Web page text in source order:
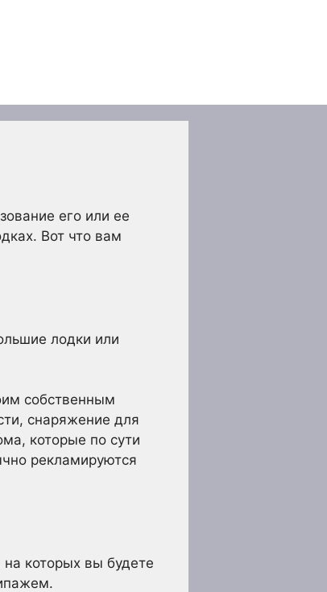
его или ее
Вот что вам
лодки или
собственным
снаряжение для
которые по сути
рекламируются
которых вы будете